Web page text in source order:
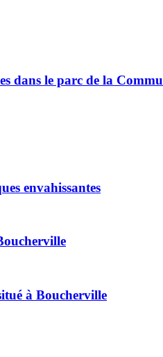
dans le parc de la
envahissantes
à Boucherville